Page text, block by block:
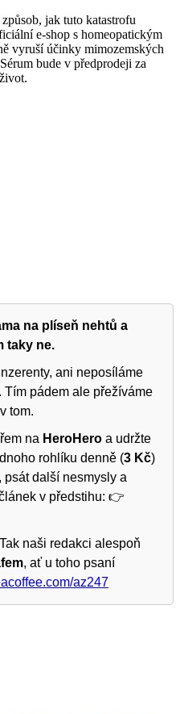
jak tuto katastrofu
e-shop s homeopatickým
vyruší účinky mimozemských
bude v předprodeji za
na plíseň nehtů a
taky ne.
ani neposíláme
pádem ale přežíváme
tom.
na HeroHero a udržte
rohlíku denně (3 Kč)
psát další nesmysly a
v předstihu: 👉
naši redakci alespoň
, ať u toho psaní
az247